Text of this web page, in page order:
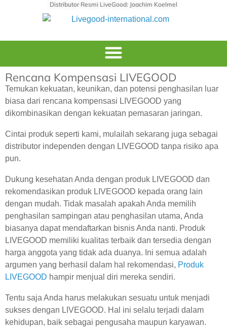
Distributor Resmi LiveGood: Joachim Koelmel
Rencana Kompensasi LIVEGOOD
Temukan kekuatan, keunikan, dan potensi penghasilan luar
biasa dari rencana kompensasi LIVEGOOD yang
dikombinasikan dengan kekuatan pemasaran jaringan.
Cintai produk seperti kami, mulailah sekarang juga sebagai
distributor independen dengan LIVEGOOD tanpa risiko apa
pun.
Dukung kesehatan Anda dengan produk LIVEGOOD dan
rekomendasikan produk LIVEGOOD kepada orang lain
dengan mudah. Tidak masalah apakah Anda memilih
penghasilan sampingan atau penghasilan utama, Anda
biasanya dapat mendaftarkan bisnis Anda nanti. Produk
LIVEGOOD memiliki kualitas terbaik dan tersedia dengan
harga anggota yang tidak ada duanya. Ini semua adalah
argumen yang berhasil dalam hal rekomendasi, Produk
LIVEGOOD hampir menjual diri mereka sendiri.
Tentu saja Anda harus melakukan sesuatu untuk menjadi
sukses dengan LIVEGOOD. Hal ini selalu terjadi dalam
kehidupan, baik sebagai pengusaha maupun karyawan.